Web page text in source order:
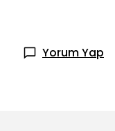
Yorum Yap